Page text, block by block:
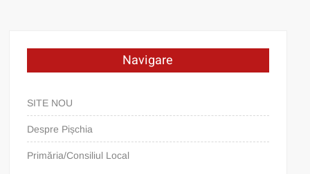
Navigare
SITE NOU
Despre Pișchia
Primăria/Consiliul Local